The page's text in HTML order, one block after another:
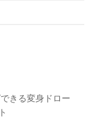
きる変身ドロー